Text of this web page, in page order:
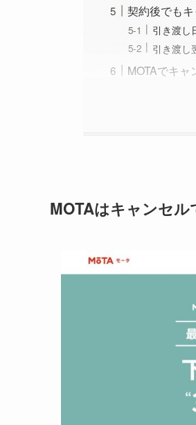
契約後でも
引き渡し
引き渡し
MOTAでキ
MOTAはキャンセル